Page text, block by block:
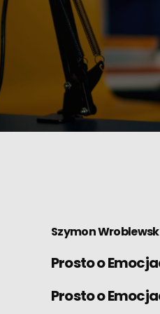
Szymon
Prosto o
Prosto o